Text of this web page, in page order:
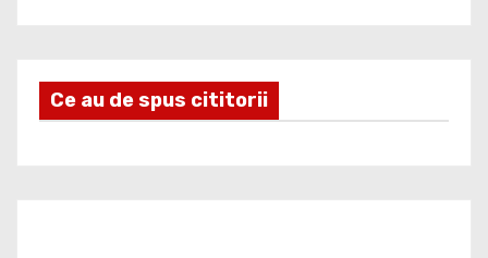
Ce au de spus cititorii